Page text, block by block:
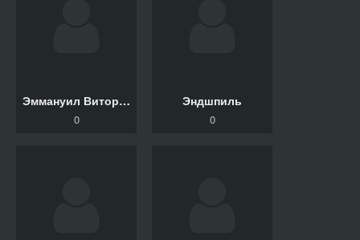
Эммануил Виторган
0
Эндшпиль
0